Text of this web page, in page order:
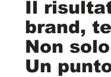
Il
brand,
Non
Un